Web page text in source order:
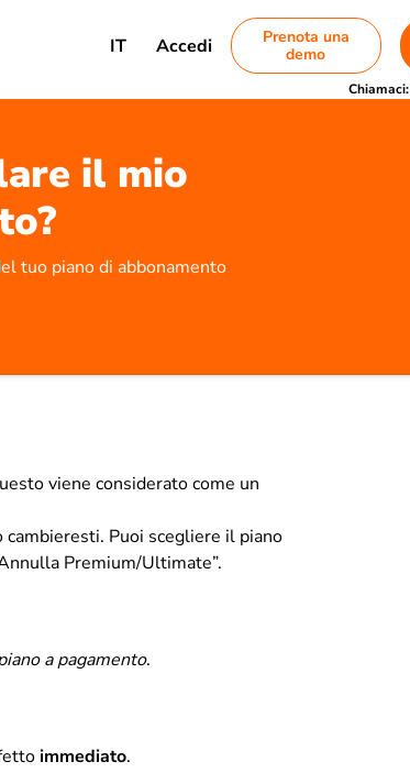
IT Accedi
Prenota una
demo
Chiamaci:
il mio
tuo piano di abbonamento
viene considerato come un
Puoi scegliere il piano
Premium/Ultimate”.
a pagamento.
immediato.